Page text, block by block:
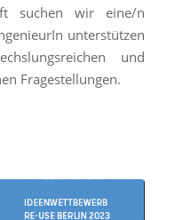
suchen wir eine/n
unterstützen
und
Fragestellungen.